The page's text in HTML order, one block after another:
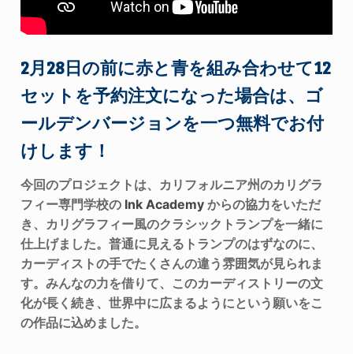
2月28日の前に赤と青を組み合わせて12
セットを予約注文になった場合は、ゴ
ールデンバージョンを一つ無料でお付
けします！
今回のプロジェクトは、カリフォルニア州のカリグラ
フィー専門学校の Ink Academyからの協力をいただ
き、カリグラフィー風のクラシックトランプを一緒に
仕上げました。普通に見えるトランプのはずなのに、
カーディストの手でたくさんの違う雰囲気が見られま
す。みんなの力を借りて、このカーディストリーの文
化が長く続き、世界中に広まるようにという願いをこ
の作品に込めました。